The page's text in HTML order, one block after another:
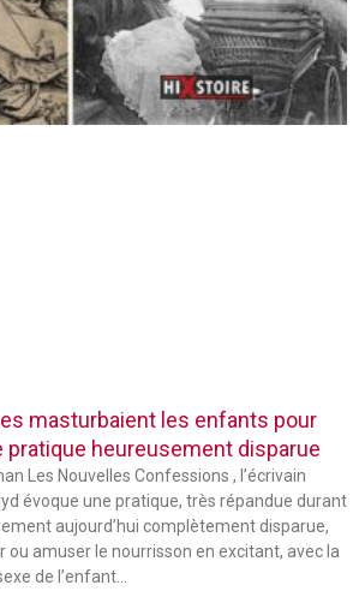
masturbaient les enfants pour
pratique heureusement disparue
Les Nouvelles Confessions , l’écrivain
évoque une pratique, très répandue durant
aujourd’hui complètement disparue,
ou amuser le nourrisson en excitant, avec la
de l’enfant…